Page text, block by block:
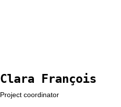
Clara François
Project coordinator